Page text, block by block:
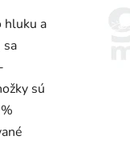
hluku a
sa
sú